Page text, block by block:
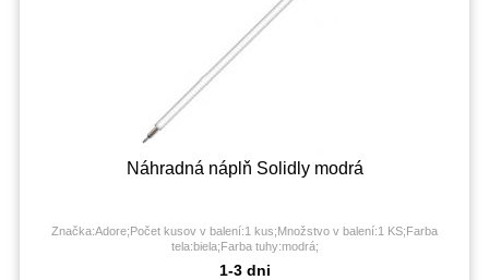
Náhradná náplň Solidly modrá
Značka:Adore;Počet kusov v balení:1 kus;Množstvo v balení:1 KS;Farba
tela:biela;Farba tuhy:modrá;
1-3 dni